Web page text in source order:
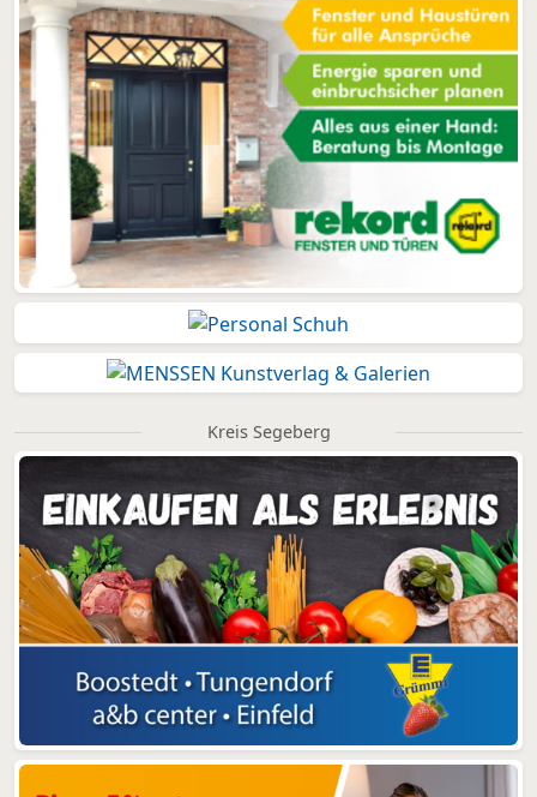
Kreis Segeberg